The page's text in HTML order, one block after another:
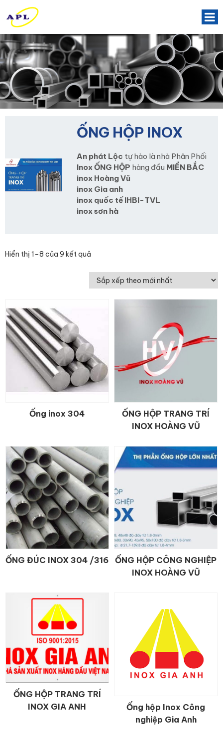
ỐNG HỘP INOX
An phát Lộc tự hào là nhà Phân Phối
Inox ỐNG HỘP hàng đầu MIỀN BẮC
inox Hoàng Vũ
inox Gia anh
inox quốc tế IHBI-TVL
inox sơn hà
Hiển thị 1–8 của 9 kết quả
CHI TIẾT
Ống inox 304 CHI TIẾT
ỐNG HỘP TRANG TRÍ
INOX HOÀNG VŨ
CHI TIẾT
ỐNG ĐÚC INOX 304 /316 CHI TIẾT
ỐNG HỘP CÔNG NGHIỆP
INOX HOÀNG VŨ
CHI TIẾT
ỐNG HỘP TRANG TRÍ
INOX GIA ANH
CHI TIẾT
Ống hộp Inox Công
nghiệp Gia Anh